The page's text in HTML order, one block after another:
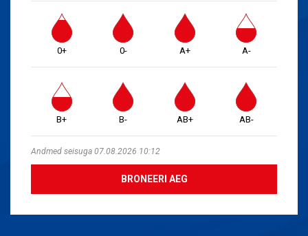
0+ 0- A+ A-
B+ B- AB+ AB-
Andmed seisuga 07.08.2026 10:12
BRONEERI AEG